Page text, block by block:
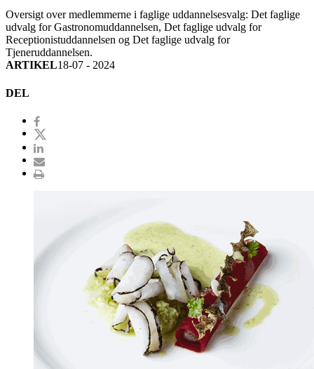
Oversigt over medlemmerne i faglige uddannelsesvalg: Det faglige
udvalg for Gastronomuddannelsen, Det faglige udvalg for
Receptionistuddannelsen og Det faglige udvalg for
Tjeneruddannelsen.
ARTIKEL18-07 - 2024
DEL